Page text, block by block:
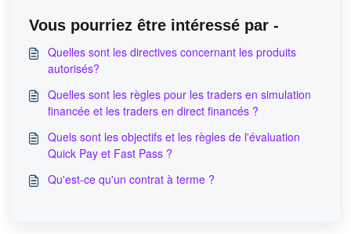
Vous pourriez être intéressé par -
Quelles sont les directives concernant les produits
autorisés?
Quelles sont les règles pour les traders en simulation
financée et les traders en direct financés ?
Quels sont les objectifs et les règles de l'évaluation
Quick Pay et Fast Pass ?
Qu'est-ce qu'un contrat à terme ?